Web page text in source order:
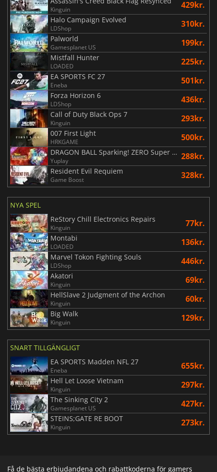
Kinguin 429kr.
Halo Campaign Evolved
LDShop 310kr.
Palworld
Gamesplanet US 199kr.
Mistfall Hunter
LOADED 225kr.
EA SPORTS FC 27
Eneba 501kr.
Forza Horizon 6
LDShop 436kr.
Call of Duty Black Ops 7
Kinguin 293kr.
007 First Light
HRKGAME 500kr.
DRAGON BALL Sparking! ZERO Super Limit Breaking NEO
Yuplay 288kr.
Resident Evil Requiem
Game Boost 328kr.
NYA SPEL
ReStory Chill Electronics Repairs
Kinguin 77kr.
Montabi
LOADED 136kr.
Marvel Tokon Fighting Souls
LDShop 446kr.
Akatori
Kinguin 69kr.
HellSlave 2 Judgment of the Archon
Kinguin 60kr.
Big Walk
Kinguin 129kr.
SNART TILLGÄNGLIGT
EA SPORTS Madden NFL 27
Eneba 655kr.
Hell Let Loose Vietnam
Kinguin 297kr.
The Sinking City 2
Gamesplanet US 427kr.
STEINS;GATE RE BOOT
Kinguin 273kr.
Få de bästa erbjudandena och rabattkoderna för gamers